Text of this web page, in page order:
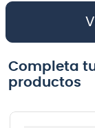
Completa
productos